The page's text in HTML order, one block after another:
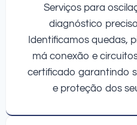
Serviços para
diagnóstico
Identificamos quedas,
má conexão e
certificado garantindo
e proteção dos